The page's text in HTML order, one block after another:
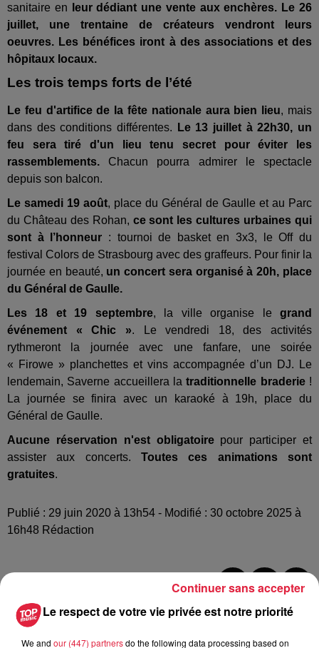
sanitaire en
leur dédiant une vente aux enchères. Le 26
juillet, une trentaine de créateurs vendront leurs
oeuvres. Les bénéfices iront à des associations et des
hôpitaux locaux.
Les trois temps forts de l’été
Le feu d'artifice de la fête nationale aura bien lieu, mais
dans des conditions différentes.
Le 13 juillet à 22h30, un
feu sera tiré d'un lieu tenu secret pour éviter les
rassemblements. Chacun pourra admirer le spectacle
depuis son balcon.
Le samedi 19 août, place du Général de Gaulle et au Parc
du Château des Rohan, ce sont les cultures urbaines qui
sont à l’honneur : tournoi de basket en 3x3, le Off du
festival Colors de Strasbourg avec des graffeurs. Pour finir la
journée en beauté, un concert sera organisé à 20h, place
du Général de Gaulle.
Les 18 et 19 septembre, la ville organise legrand
événement « Chic ». Le vendredi 18, des activités
rythmeront la journée avec une fanfare, une soirée
« Firowe » planchettes et vins accompagnée d’un DJ. Le
lendemain, Saverne accueillera la traditionnelle braderie!
La journée se finira avec un karaoké à 19h, place du
Général de Gaulle.
Aucune réservation n'est obligatoirepour participer et
assister aux concerts. Toutes ces animations sont
gratuites.
Publié : 29 juin 2020 à 13h54 - Modifié : 30 octobre 2025 à
16h48 Rédaction
A lire aussi
Le respect de votre vie privée est notre priorité
We and our (447) partnersdo the following data processing based on
Continuer sans accepter